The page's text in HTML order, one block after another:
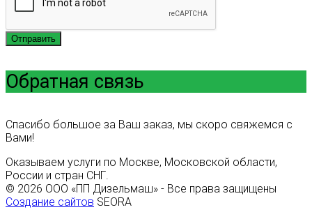
Отправить
Обратная связь
Спасибо большое за Ваш заказ, мы скоро свяжемся с
Вами!
Оказываем услуги по Москве, Московской области,
России и стран СНГ.
© 2026 ООО «ПП Дизельмаш» - Все права защищены
Создание сайтов SEORA